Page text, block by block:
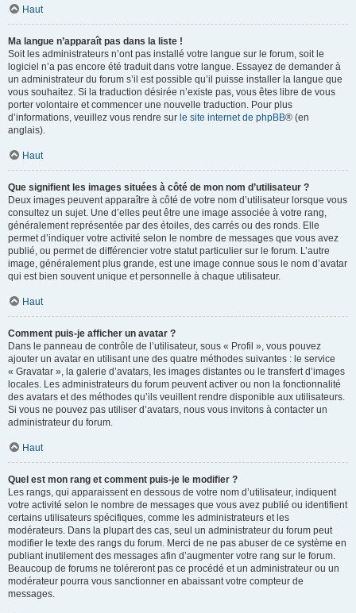
Haut
Ma langue n’apparaît pas dans la liste !
Soit les administrateurs n’ont pas installé votre langue sur le forum, soit le
logiciel n’a pas encore été traduit dans votre langue. Essayez de demander à
un administrateur du forum s’il est possible qu’il puisse installer la langue que
vous souhaitez. Si la traduction désirée n’existe pas, vous êtes libre de vous
porter volontaire et commencer une nouvelle traduction. Pour plus
d’informations, veuillez vous rendre sur le site internet de phpBB® (en
anglais).
Haut
Que signifient les images situées à côté de mon nom d’utilisateur ?
Deux images peuvent apparaître à côté de votre nom d’utilisateur lorsque vous
consultez un sujet. Une d’elles peut être une image associée à votre rang,
généralement représentée par des étoiles, des carrés ou des ronds. Elle
permet d’indiquer votre activité selon le nombre de messages que vous avez
publié, ou permet de différencier votre statut particulier sur le forum. L’autre
image, généralement plus grande, est une image connue sous le nom d’avatar
qui est bien souvent unique et personnelle à chaque utilisateur.
Haut
Comment puis-je afficher un avatar ?
Dans le panneau de contrôle de l’utilisateur, sous « Profil », vous pouvez
ajouter un avatar en utilisant une des quatre méthodes suivantes : le service
« Gravatar », la galerie d’avatars, les images distantes ou le transfert d’images
locales. Les administrateurs du forum peuvent activer ou non la fonctionnalité
des avatars et des méthodes qu’ils veuillent rendre disponible aux utilisateurs.
Si vous ne pouvez pas utiliser d’avatars, nous vous invitons à contacter un
administrateur du forum.
Haut
Quel est mon rang et comment puis-je le modifier ?
Les rangs, qui apparaissent en dessous de votre nom d’utilisateur, indiquent
votre activité selon le nombre de messages que vous avez publié ou identifient
certains utilisateurs spécifiques, comme les administrateurs et les
modérateurs. Dans la plupart des cas, seul un administrateur du forum peut
modifier le texte des rangs du forum. Merci de ne pas abuser de ce système en
publiant inutilement des messages afin d’augmenter votre rang sur le forum.
Beaucoup de forums ne toléreront pas ce procédé et un administrateur ou un
modérateur pourra vous sanctionner en abaissant votre compteur de
messages.